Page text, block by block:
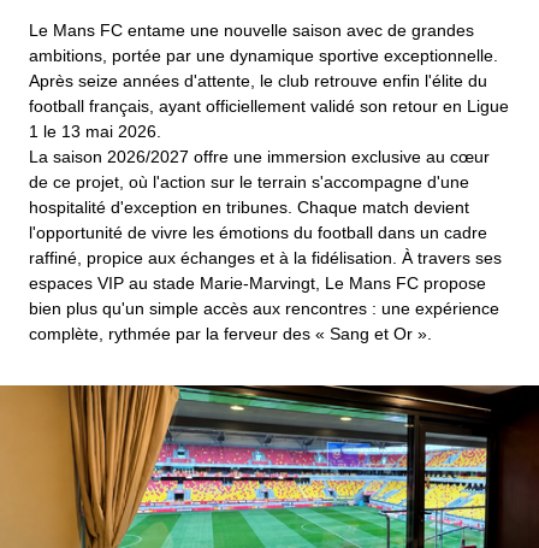
Le Mans FC entame une nouvelle saison avec de grandes
ambitions, portée par une dynamique sportive exceptionnelle.
Après seize années d'attente, le club retrouve enfin l'élite du
football français, ayant officiellement validé son retour en Ligue
1 le 13 mai 2026.
La saison 2026/2027 offre une immersion exclusive au cœur
de ce projet, où l'action sur le terrain s'accompagne d'une
hospitalité d'exception en tribunes. Chaque match devient
l'opportunité de vivre les émotions du football dans un cadre
raffiné, propice aux échanges et à la fidélisation. À travers ses
espaces VIP au stade Marie-Marvingt, Le Mans FC propose
bien plus qu'un simple accès aux rencontres : une expérience
complète, rythmée par la ferveur des « Sang et Or ».